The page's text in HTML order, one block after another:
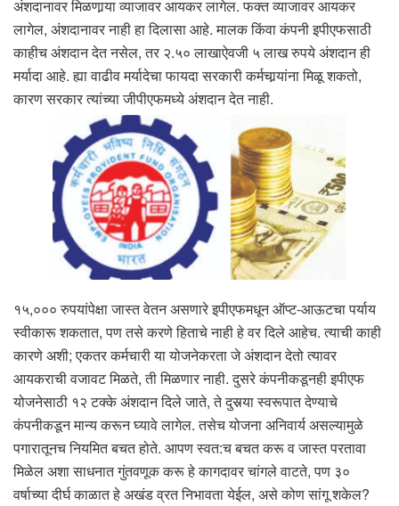
अंशदानावर मिळणार्‍या व्याजावर आयकर लागेल. फक्त व्याजावर आयकर
लागेल, अंशदानावर नाही हा दिलासा आहे. मालक किंवा कंपनी इपीएफसाठी
काहीच अंशदान देत नसेल, तर २.५० लाखाऐवजी ५ लाख रुपये अंशदान ही
मर्यादा आहे. ह्या वाढीव मर्यादेचा फायदा सरकारी कर्मचार्‍यांना मिळू शकतो,
कारण सरकार त्यांच्या जीपीएफमध्ये अंशदान देत नाही.
१५,००० रुपयांपेक्षा जास्त वेतन असणारे इपीएफमधून ऑप्ट-आऊटचा पर्याय
स्वीकारू शकतात, पण तसे करणे हिताचे नाही हे वर दिले आहेच. त्याची काही
कारणे अशी; एकतर कर्मचारी या योजनेकरता जे अंशदान देतो त्यावर
आयकराची वजावट मिळते, ती मिळणार नाही. दुसरे कंपनीकडूनही इपीएफ
योजनेसाठी १२ टक्के अंशदान दिले जाते, ते दुसर्‍या स्वरूपात देण्याचे
कंपनीकडून मान्य करून घ्यावे लागेल. तसेच योजना अनिवार्य असल्यामुळे
पगारातूनच नियमित बचत होते. आपण स्वत:च बचत करू व जास्त परतावा
मिळेल अशा साधनात गुंतवणूक करू हे कागदावर चांगले वाटते, पण ३०
वर्षाच्या दीर्घ काळात हे अखंड व्रत निभावता येईल, असे कोण सांगू शकेल?